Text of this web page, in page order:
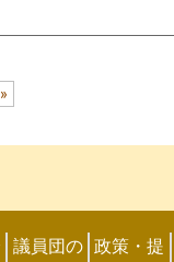
»
議員団の
政策・提